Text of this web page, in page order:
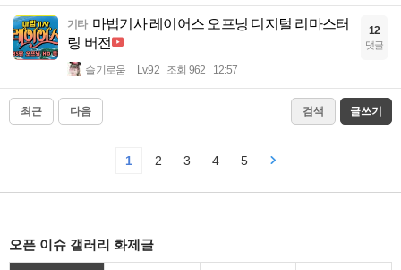
기타 마법기사 레이어스 오프닝 디지털 리마스터
링 버전
슬기로움 Lv.92 조회 962 12:57
12
댓글
최근 다음 검색 글쓰기
1 2 3 4 5
오픈 이슈 갤러리 화제글